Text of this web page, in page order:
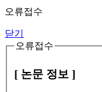
오류접수
닫기
오류접수
[ 논문 정보 ]